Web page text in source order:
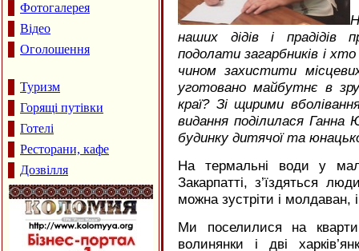
Фотогалерея
Відео
Оголошення
Туризм
Горящі путівки
Готелі
Ресторани, кафе
Дозвілля
наших дідів і прадідів
подолати загарбників і
чином захистити
уготовано майбутнє в
краї? Зі щирими
видання поділилася Ганна
будинку дитячої та
На термальні води у
Закарпатті, з’їздяться
можна зустріти і молдаван,
Ми поселилися на
волинянки і дві